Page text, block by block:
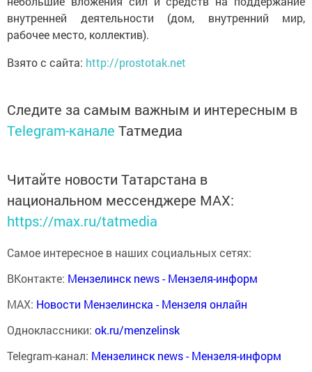
внутренней деятельности (дом, внутренний мир,
рабочее место, коллектив).
Взято с сайта: http://prostotak.net
Следите за самым важным и интересным в
Telegram-канале Татмедиа
Читайте новости Татарстана в
национальном мессенджере MАХ:
https://max.ru/tatmedia
Самое интересное в наших социальных сетях:
ВКонтакте: Мензелинск news - Мензеля-информ
MAX: Новости Мензелинска - Мензеля онлайн
Одноклассники: ok.ru/menzelinsk
Telegram-канал: Мензелинск news - Мензеля-информ